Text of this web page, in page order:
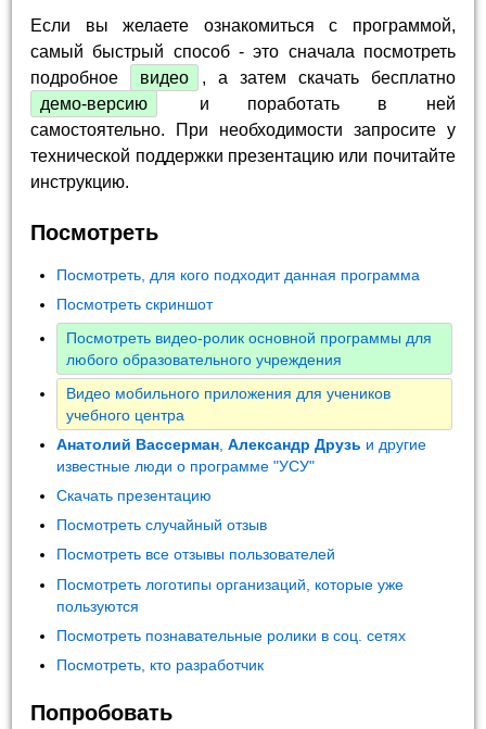
Если вы желаете ознакомиться с программой,
самый быстрый способ - это сначала посмотреть
подробное
видео
, а затем скачать бесплатно
демо-версию
и поработать в ней
самостоятельно. При необходимости запросите у
технической поддержки презентацию или почитайте
инструкцию.
Посмотреть
Посмотреть, для кого подходит данная программа
Посмотреть скриншот
Посмотреть видео-ролик основной программы для
любого образовательного учреждения
Видео мобильного приложения для учеников
учебного центра
Анатолий Вассерман ,Александр Друзь и другие
известные люди о программе "УСУ"
Скачать презентацию
Посмотреть случайный отзыв
Посмотреть все отзывы пользователей
Посмотреть логотипы организаций, которые уже
пользуются
Посмотреть познавательные ролики в соц. сетях
Посмотреть, кто разработчик
Попробовать